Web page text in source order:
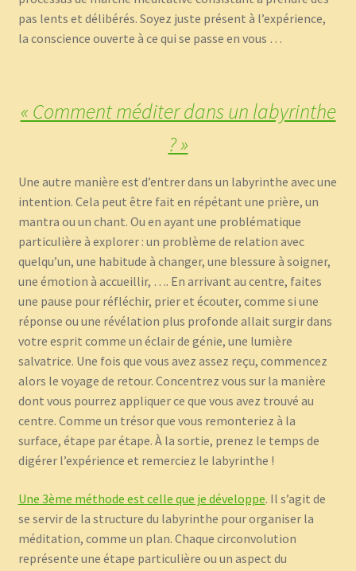
pas lents et délibérés. Soyez juste présent à l’expérience,
la conscience ouverte à ce qui se passe en vous …
« Comment méditer dans un labyrinthe
? »
Une autre manière est d’entrer dans un labyrinthe avec une
intention. Cela peut être fait en répétant une prière, un
mantra ou un chant. Ou en ayant une problématique
particulière à explorer : un problème de relation avec
quelqu’un, une habitude à changer, une blessure à soigner,
une émotion à accueillir, …. En arrivant au centre, faites
une pause pour réfléchir, prier et écouter, comme si une
réponse ou une révélation plus profonde allait surgir dans
votre esprit comme un éclair de génie, une lumière
salvatrice. Une fois que vous avez assez reçu, commencez
alors le voyage de retour. Concentrez vous sur la manière
dont vous pourrez appliquer ce que vous avez trouvé au
centre. Comme un trésor que vous remonteriez à la
surface, étape par étape. À la sortie, prenez le temps de
digérer l’expérience et remerciez le labyrinthe !
Une 3ème méthode est celle que je développe. Il s’agit de
se servir de la structure du labyrinthe pour organiser la
méditation, comme un plan. Chaque circonvolution
représente une étape particulière ou un aspect du